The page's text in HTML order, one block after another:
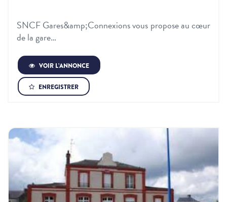
SNCF Gares&amp;Connexions vous propose au cœur
de la gare…
VOIR L’ANNONCE
ENREGISTRER